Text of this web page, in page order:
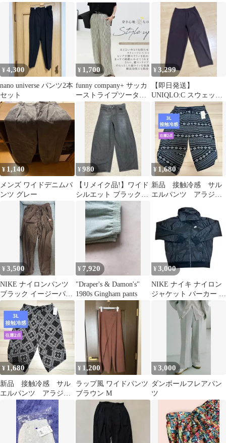
クス
¥4,300
nano universe パンツ2本
セット
¥ 1,700
funny company+ サッカ
ーストライプツータッ
クパンツ
¥3,299
【即日発送】
UNIQLO:C スウェット
ワイドパンツ Mサイ
ズ ブラウン
¥ 1,140
メンズ ワイドデニムパ
ンツ グレー
¥980
【リメイク品!】ワイド
シルエット ブラックデ
ニムパンツ
¥ 1,680
新品 接触冷感 サル
エルパンツ アラジン
3L ネイビー
¥3,500
NIKE ナイロンパンツ
ブラック イージーパン
ツ
¥ 7,920
"Draper's & Damon's"
1980s Gingham pants
¥ 3,000
NIKE ナイキ ナイロン
ジャケット パーカー ブ
ラック XL
¥ 1,680
新品 接触冷感 サル
エルパンツ アラジン
パンツ ポリエステル
3L ブラック総柄
¥ 1,200
ラップ風 ワイドパンツ
ブラウン M
¥3,000
ダンボールフレアパン
ツ